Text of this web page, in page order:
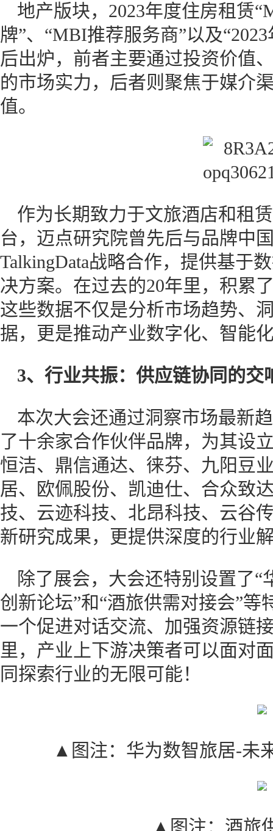
地产版块，2023年度住房租赁
牌”、“MBI推荐服务商”以及
后出炉，前者主要通过投资价值
的市场实力，后者则聚焦于媒介
值。
作为长期致力于文旅酒店和租
台，迈点研究院曾先后与品牌中
TalkingData战略合作，提供基于
决方案。在过去的20年里，积累
这些数据不仅是分析市场趋势、
据，更是推动产业数字化、智能
3、行业共振：供应链协同的交
本次大会还通过洞察市场最新
了十余家合作伙伴品牌，为其设
恒洁、鼎信通达、徕芬、九阳豆
居、欧佩股份、凯迪仕、合众致
技、云迹科技、北昂科技、云谷
新研究成果，更提供深度的行业
除了展会，大会还特别设置了
创新论坛”和“酒旅供需对接会”
一个促进对话交流、加强资源链
里，产业上下游决策者可以面对
同探索行业的无限可能！
▲图注：华为数智旅居-未
▲图注：酒旅